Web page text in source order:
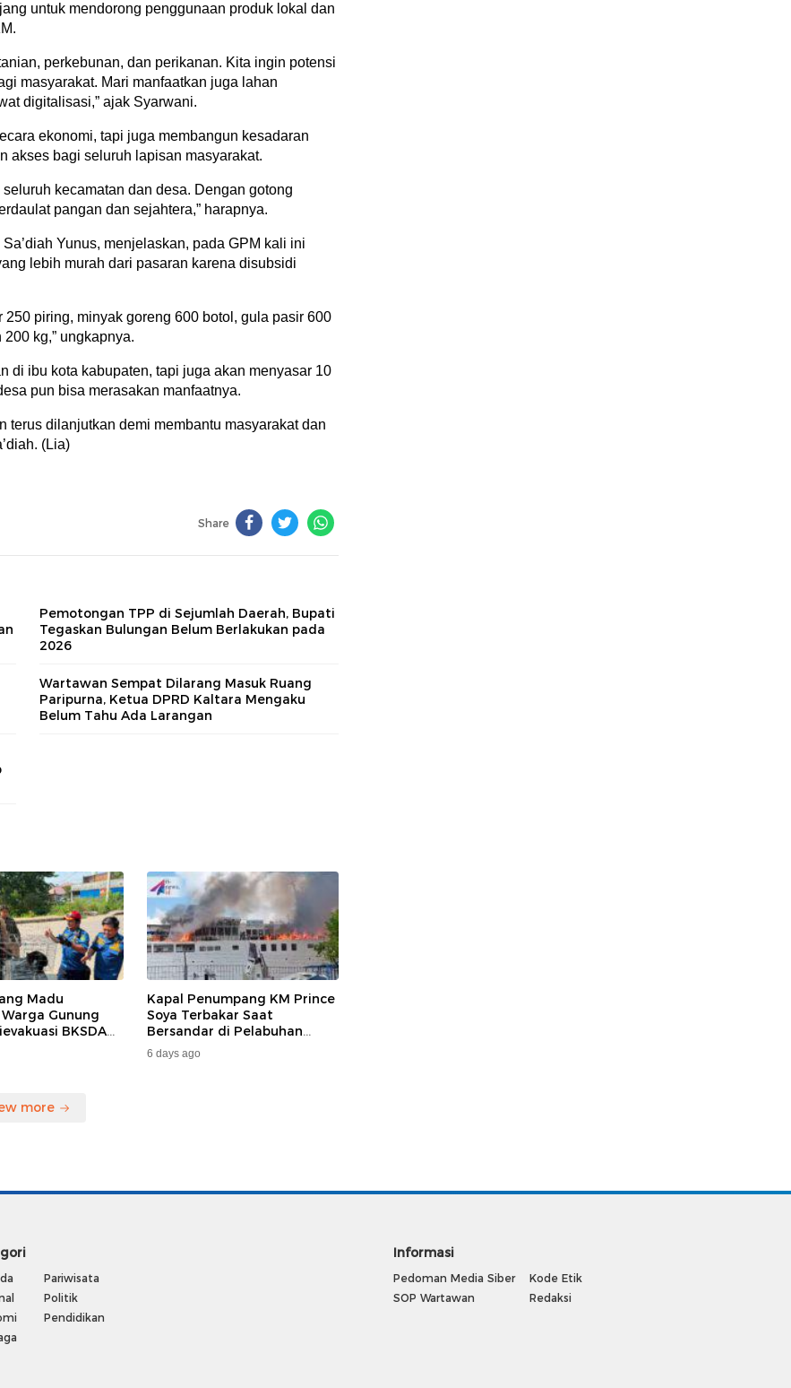
untuk mendorong penggunaan produk lokal dan
perkebunan, dan perikanan. Kita ingin potensi
masyarakat. Mari manfaatkan juga lahan
digitalisasi,” ajak Syarwani.
ekonomi, tapi juga membangun kesadaran
akses bagi seluruh lapisan masyarakat.
kecamatan dan desa. Dengan gotong
pangan dan sejahtera,” harapnya.
Yunus, menjelaskan, pada GPM kali ini
lebih murah dari pasaran karena disubsidi
piring, minyak goreng 600 botol, gula pasir 600
kg,” ungkapnya.
di ibu kota kabupaten, tapi juga akan menyasar 10
pun bisa merasakan manfaatnya.
terus dilanjutkan demi membantu masyarakat dan
(Lia)
Share
Pemotongan TPP di Sejumlah Daerah, Bupati
Tegaskan Bulungan Belum Berlakukan pada
2026
Wartawan Sempat Dilarang Masuk Ruang
Paripurna, Ketua DPRD Kaltara Mengaku
Belum Tahu Ada Larangan
Madu
Gunung
BKSDA
Kapal Penumpang KM Prince
Soya Terbakar Saat
Bersandar di Pelabuhan
Samarinda, Keberangkatan
Penumpang Dialihkan
6 days ago
more
Pariwisata
Politik
Pendidikan
Informasi
Pedoman Media Siber
SOP Wartawan
Kode Etik
Redaksi